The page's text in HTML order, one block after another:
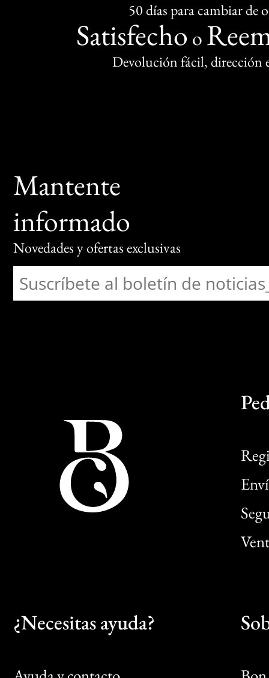
50 días para cambiar de
Satisfecho o
Devolución fácil, dirección
Mantente
informado
Novedades y ofertas exclusivas
¿Necesitas ayuda?